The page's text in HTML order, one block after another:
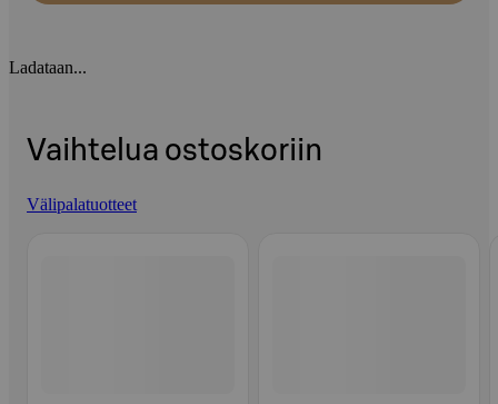
Ladataan...
Vaihtelua ostoskoriin
Välipalatuotteet